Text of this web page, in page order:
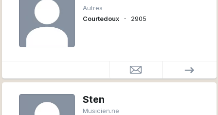
Autres
Courtedoux
∙ 2905
Sten
Musicien.ne